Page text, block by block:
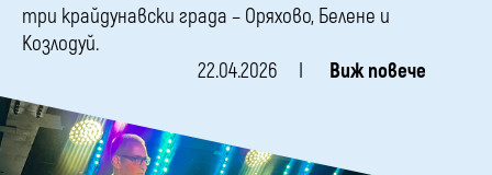
три крайдунавски града – Оряхово, Белене и
Козлодуй.
22.04.2026
Виж повече